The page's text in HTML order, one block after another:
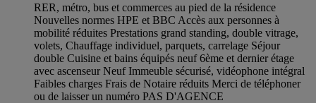
RER, métro, bus et commerces au pied de la résidence
Nouvelles normes HPE et BBC Accès aux personnes à
mobilité réduites Prestations grand standing, double vitrage,
volets, Chauffage individuel, parquets, carrelage Séjour
double Cuisine et bains équipés neuf 6ème et dernier étage
avec ascenseur Neuf Immeuble sécurisé, vidéophone intégral
Faibles charges Frais de Notaire réduits Merci de téléphoner
ou de laisser un numéro PAS D'AGENCE